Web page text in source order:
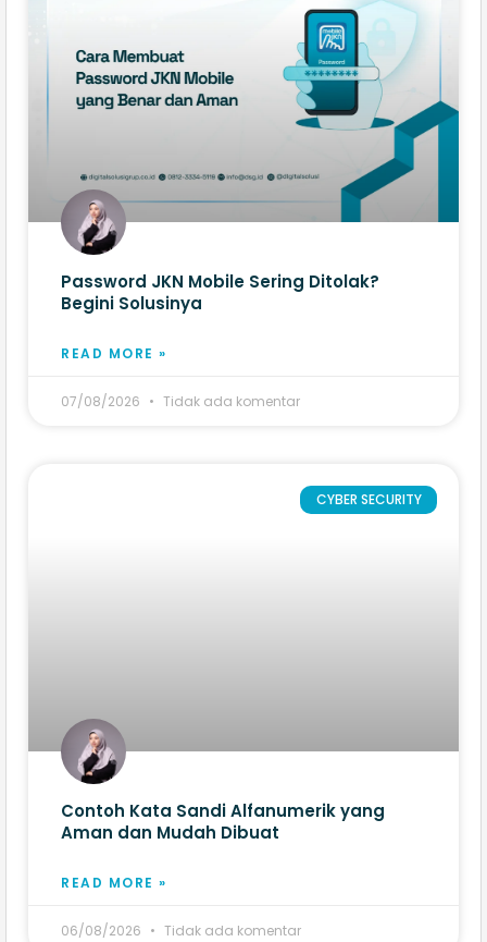
Password JKN Mobile Sering Ditolak?
Begini Solusinya
READ MORE »
07/08/2026 Tidak ada komentar
CYBER SECURITY
Contoh Kata Sandi Alfanumerik yang
Aman dan Mudah Dibuat
READ MORE »
06/08/2026 Tidak ada komentar